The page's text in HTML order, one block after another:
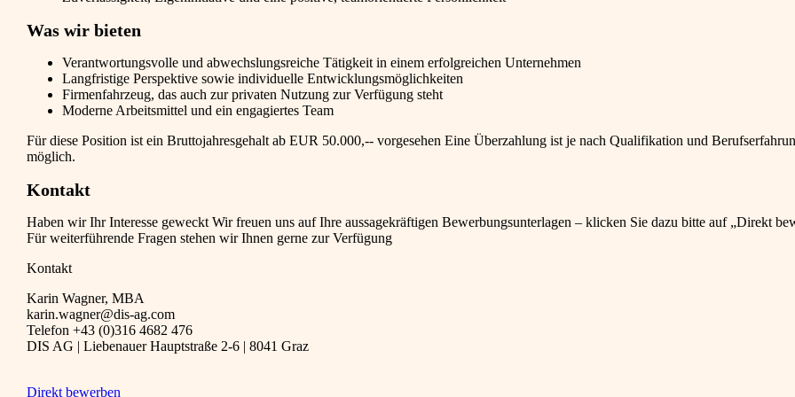
Was wir bieten
Verantwortungsvolle und abwechslungsreiche Tätigkeit in einem erfolgreichen Unternehmen
Langfristige Perspektive sowie individuelle Entwicklungsmöglichkeiten
Firmenfahrzeug, das auch zur privaten Nutzung zur Verfügung steht
Moderne Arbeitsmittel und ein engagiertes Team
Für diese Position ist ein Bruttojahresgehalt ab EUR 50.000,-- vorgesehen Eine Überzahlung ist je nach Qualifikation und
möglich.
Kontakt
Haben wir Ihr Interesse geweckt Wir freuen uns auf Ihre aussagekräftigen Bewerbungsunterlagen – klicken Sie dazu bitte auf „Direkt
Für weiterführende Fragen stehen wir Ihnen gerne zur Verfügung
Kontakt
Karin Wagner, MBA
karin.wagner@dis-ag.com
Telefon +43 (0)316 4682 476
DIS AG | Liebenauer Hauptstraße 2-6 | 8041 Graz
Direkt bewerben